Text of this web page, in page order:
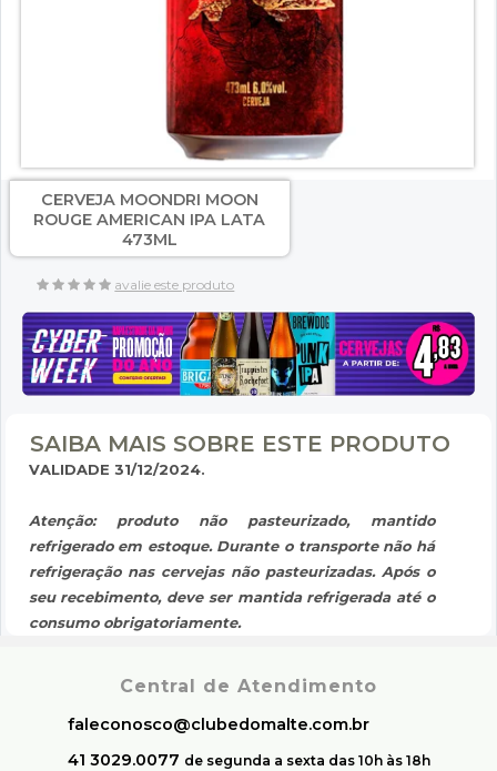
CERVEJA MOONDRI MOON
ROUGE AMERICAN IPA LATA
473ML
avalie este produto
SAIBA MAIS SOBRE ESTE PRODUTO
VALIDADE 31/12/2024.
Atenção: produto não pasteurizado, mantido
refrigerado em estoque. Durante o transporte não há
refrigeração nas cervejas não pasteurizadas. Após o
seu recebimento, deve ser mantida refrigerada até o
consumo obrigatoriamente.
Central de Atendimento
faleconosco@clubedomalte.com.br
41 3029.0077 de segunda a sexta das 10h às 18h